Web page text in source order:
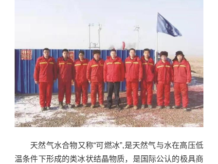
天然气水合物又称“可燃冰”,是天然气与水在高压低
温条件下形成的类冰状结晶物质，是国际公认的极具商